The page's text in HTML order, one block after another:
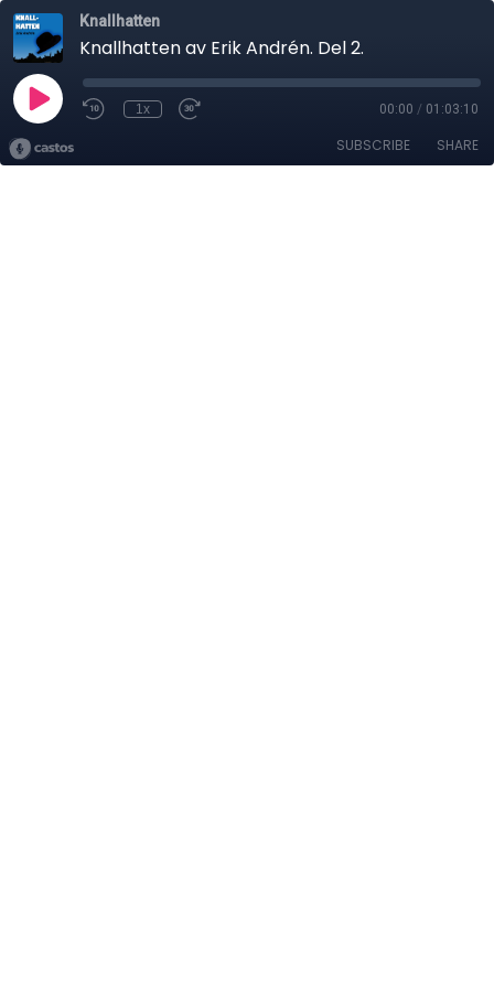
Knallhatten
Knallhatten av Erik Andrén. Del 2.
1x 00:00 / 01:03:10
SUBSCRIBE SHARE